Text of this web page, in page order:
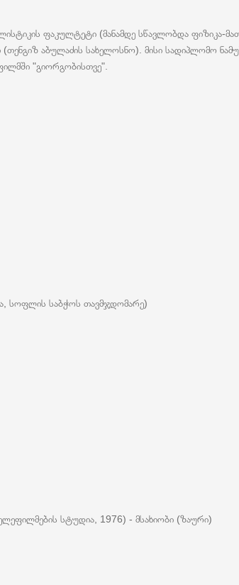
ფაკულტეტი (მანამდე სწავლობდა
აბულაძის სახელოსნო). მისი სადიპლომო
"გიორგობისთვე".
სოფლის საბჭოს თავმჯდომარე)
სტუდია, 1976) - მსახიობი (ზაური)